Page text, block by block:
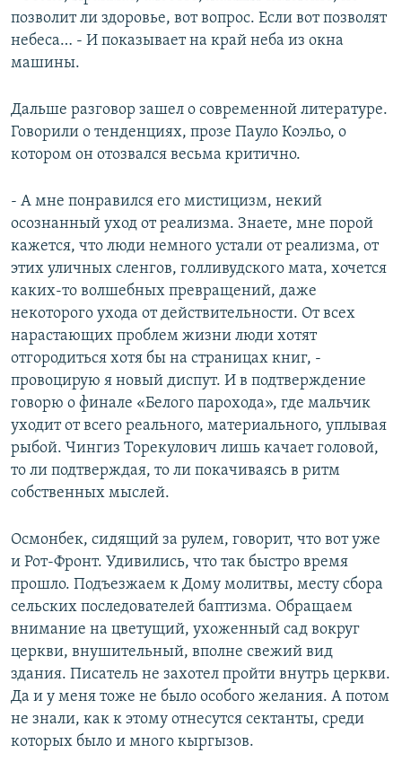
позволит ли здоровье, вот вопрос. Если вот позволят
небеса… - И показывает на край неба из окна
машины.
Дальше разговор зашел о современной литературе.
Говорили о тенденциях, прозе Пауло Коэльо, о
котором он отозвался весьма критично.
- А мне понравился его мистицизм, некий
осознанный уход от реализма. Знаете, мне порой
кажется, что люди немного устали от реализма, от
этих уличных сленгов, голливудского мата, хочется
каких-то волшебных превращений, даже
некоторого ухода от действительности. От всех
нарастающих проблем жизни люди хотят
отгородиться хотя бы на страницах книг, -
провоцирую я новый диспут. И в подтверждение
говорю о финале «Белого парохода», где мальчик
уходит от всего реального, материального, уплывая
рыбой. Чингиз Торекулович лишь качает головой,
то ли подтверждая, то ли покачиваясь в ритм
собственных мыслей.
Осмонбек, сидящий за рулем, говорит, что вот уже
и Рот-Фронт. Удивились, что так быстро время
прошло. Подъезжаем к Дому молитвы, месту сбора
сельских последователей баптизма. Обращаем
внимание на цветущий, ухоженный сад вокруг
церкви, внушительный, вполне свежий вид
здания. Писатель не захотел пройти внутрь церкви.
Да и у меня тоже не было особого желания. А потом
не знали, как к этому отнесутся сектанты, среди
которых было и много кыргызов.